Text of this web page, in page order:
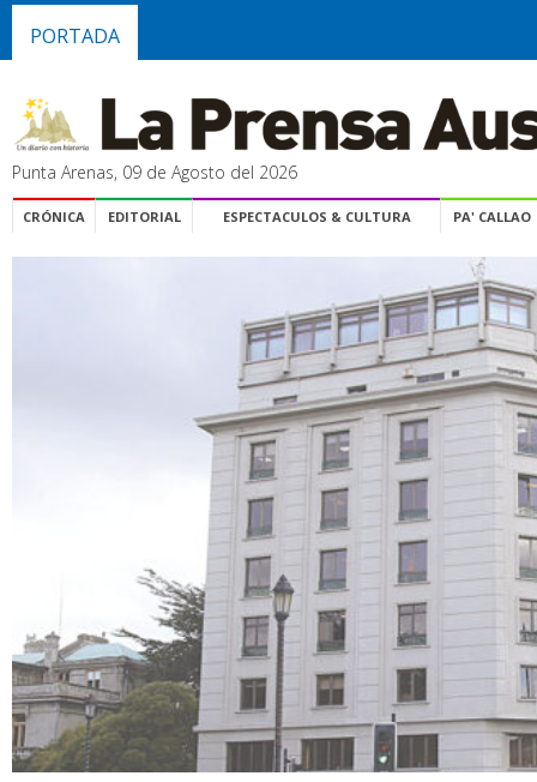
PORTADA
Punta Arenas, 09 de Agosto del 2026
CRÓNICA EDITORIAL ESPECTACULOS & CULTURA PA' CALLAO